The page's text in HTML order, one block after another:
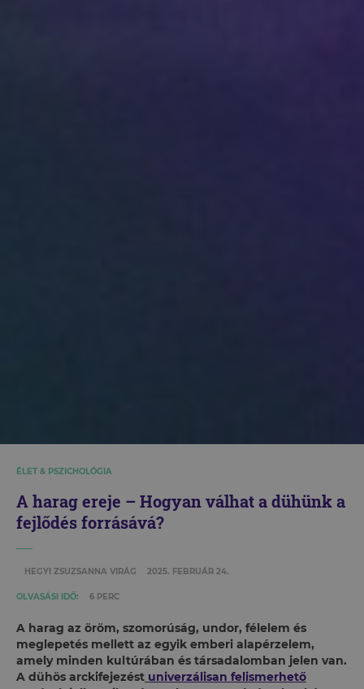
ÉLET & PSZICHOLÓGIA
A harag ereje – Hogyan válhat a dühünk a
fejlődés forrásává?
HEGYI ZSUZSANNA VIRÁG 2025. FEBRUÁR 24.
OLVASÁSI IDŐ: 6 PERC
A harag az öröm, szomorúság, undor, félelem és
meglepetés mellett az egyik emberi alapérzelem,
amely minden kultúrában és társadalomban jelen van.
A dühös arckifejezést univerzálisan felismerhető